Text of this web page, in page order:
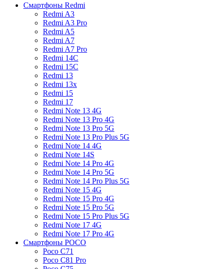
Смартфоны Redmi
Redmi A3
Redmi A3 Pro
Redmi A5
Redmi A7
Redmi A7 Pro
Redmi 14C
Redmi 15C
Redmi 13
Redmi 13x
Redmi 15
Redmi 17
Redmi Note 13 4G
Redmi Note 13 Pro 4G
Redmi Note 13 Pro 5G
Redmi Note 13 Pro Plus 5G
Redmi Note 14 4G
Redmi Note 14S
Redmi Note 14 Pro 4G
Redmi Note 14 Pro 5G
Redmi Note 14 Pro Plus 5G
Redmi Note 15 4G
Redmi Note 15 Pro 4G
Redmi Note 15 Pro 5G
Redmi Note 15 Pro Plus 5G
Redmi Note 17 4G
Redmi Note 17 Pro 4G
Смартфоны POCO
Poco C71
Poco C81 Pro